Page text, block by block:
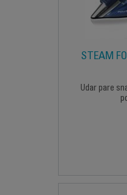
STEAM
Udar pare